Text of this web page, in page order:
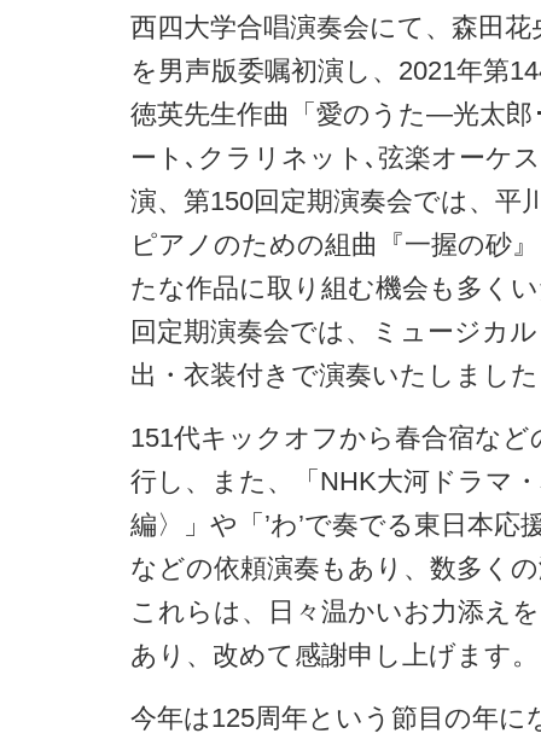
西四大学合唱演奏会にて、森田
を男声版委嘱初演し、2021年第
徳英先生作曲「愛のうた—光太
ート､クラリネット､弦楽オーケ
演、第150回定期演奏会では、平
ピアノのための組曲『一握の砂
たな作品に取り組む機会も多く
回定期演奏会では、ミュージカ
出・衣装付きで演奏いたしまし
151代キックオフから春合宿な
行し、また、「NHK大河ドラマ
編〉」や「’わ’で奏でる東日本応
などの依頼演奏もあり、数多く
これらは、日々温かいお力添え
あり、改めて感謝申し上げます。
今年は125周年という節目の年に